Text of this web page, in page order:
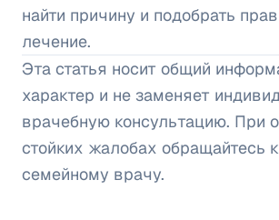
найти причину и подобрать
лечение.
Эта статья носит общий
характер и не заменяет
врачебную консультацию. При
стойких жалобах обращайтесь
семейному врачу.